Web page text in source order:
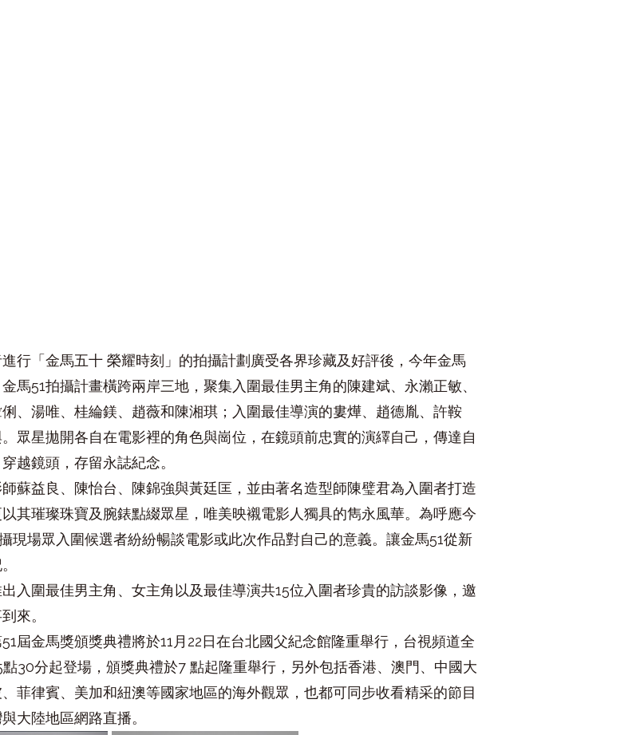
行「金馬五十 榮耀時刻」的拍攝計劃廣受各界珍藏及好評後，今年金馬
馬51拍攝計畫橫跨兩岸三地，聚集入圍最佳男主角的陳建斌、永瀨正敏、
、湯唯、桂綸鎂、趙薇和陳湘琪；入圍最佳導演的婁燁、趙德胤、許鞍
眾星拋開各自在電影裡的角色與崗位，在鏡頭前忠實的演繹自己，傳達自
越鏡頭，存留永誌紀念。
蘇益良、陳怡台、陳錦強與黃廷匡，並由著名造型師陳璧君為入圍者打造
其璀璨珠寶及腕錶點綴眾星，唯美映襯電影人獨具的雋永風華。為呼應今
現場眾入圍候選者紛紛暢談電影或此次作品對自己的意義。讓金馬51從新
入圍最佳男主角、女主角以及最佳導演共15位入圍者珍貴的訪談影像，邀
來。
屆金馬獎頒獎典禮將於11月22日在台北國父紀念館隆重舉行，台視頻道全
30分起登場，頒獎典禮於7 點起隆重舉行，另外包括香港、澳門、中國大
菲律賓、美加和紐澳等國家地區的海外觀眾，也都可同步收看精采的節目
大陸地區網路直播。